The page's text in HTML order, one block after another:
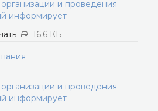
и проведения
информирует
16.6 КБ
и проведения
информирует